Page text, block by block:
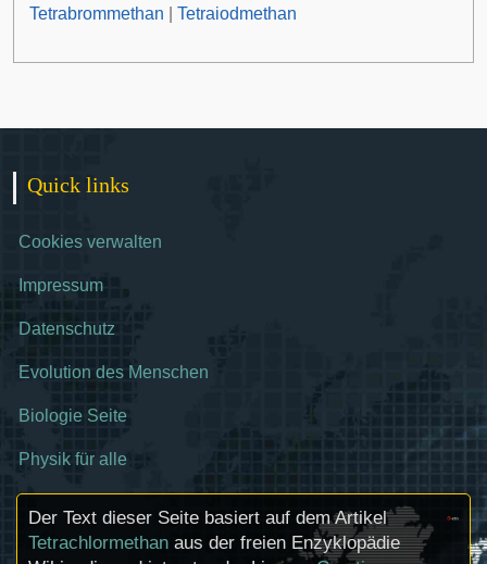
Tetrabrommethan
Tetraiodmethan
Quick links
Cookies verwalten
Impressum
Datenschutz
Evolution des Menschen
Biologie Seite
Physik für alle
Der Text dieser Seite basiert auf dem Artikel
Tetrachlormethan aus der freien Enzyklopädie